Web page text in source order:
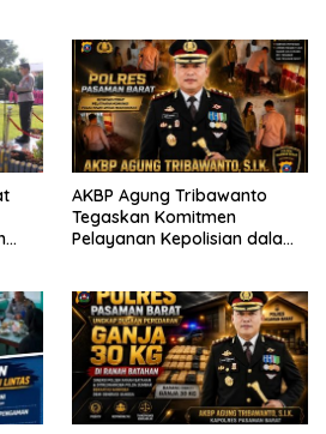
Perlengkapan Keselamatan
Berkendara
AKBP Agung Tribawanto
Tegaskan Komitmen
Pelayanan Kepolisian dalam
Pasaman